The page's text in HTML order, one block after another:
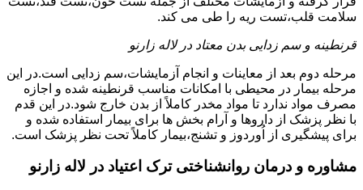
سلامت قلب،تست ریه را طی می کند.
قرنطینه و سم زدایی بدن معتاد در لاله زارنو
مرحله دوم بعد از معاینات و انجام آزمایشات،سم زدایی است.در این
مرحله بیمار در محیطی با امکانات مناسب قرنطینه شده و اجازه
مصرف مواد ندارد تا مواد مخدر کاملاً از بدن خارج شود.در این قدم
با نظر پزشک از داروها و آرام بخش ها برای بیمار استفاده شده و
برای پیشگیری از اُوردوز و تشنج،بیمار کاملاً تحت نظر پزشک است.
مشاوره و درمان روانشناختی ترک اعتیاد در لاله زارنو